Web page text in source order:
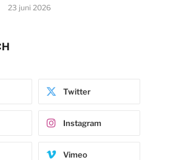
23 juni 2026
Twitter
Instagram
Vimeo